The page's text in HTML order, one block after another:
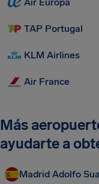
TAP Portugal
KLM Airlines
Air France
Más
ayudarte a
Madrid Adolfo